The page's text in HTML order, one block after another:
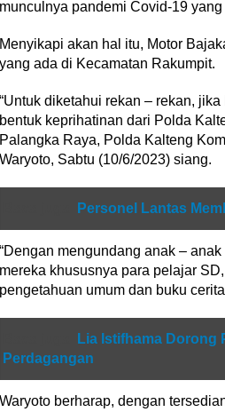
munculnya pandemi Covid-19
Menyikapi akan hal itu, Motor
yang ada di Kecamatan Rakumpit.
“Untuk diketahui rekan – rekan,
bentuk keprihatinan dari Polda
Palangka Raya, Polda Kalteng
Waryoto, Sabtu (10/6/2023) siang.
Personel Lantas
“Dengan mengundang anak –
mereka khususnya para pelajar
pengetahuan umum dan buku
Lia Istifhama Dorong
Perdagangan
Waryoto berharap, dengan